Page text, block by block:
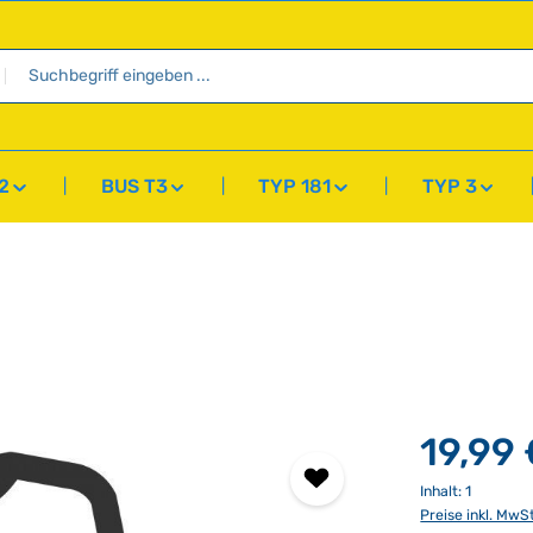
BUS T3 TYP 181 TYP 3
19,99
Inhalt:1
Preise inkl.